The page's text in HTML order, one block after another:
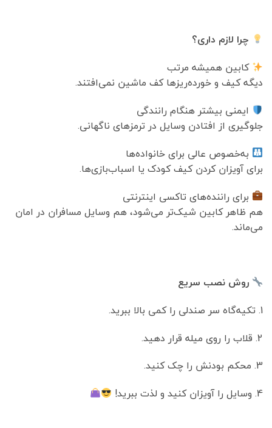
چرا لازم داری؟
کابین همیشه مرتب
دیگه کیف و خورده‌ریزها کف ماشین نمی‌افتند.
ایمنی بیشتر هنگام رانندگی
جلوگیری از افتادن وسایل در ترمزهای ناگهانی.
به‌خصوص عالی برای خانواده‌ها
برای آویزان کردن کیف کودک یا اسباب‌بازی‌ها.
برای راننده‌های تاکسی اینترنتی
هم ظاهر کابین شیک‌تر می‌شود، هم وسایل مسافران در امان
می‌ماند.
روش نصب سریع
1. تکیه‌گاه سر صندلی را کمی بالا ببرید.
2. قلاب را روی میله قرار دهید.
3. محکم بودنش را چک کنید.
4. وسایل را آویزان کنید و لذت ببرید!